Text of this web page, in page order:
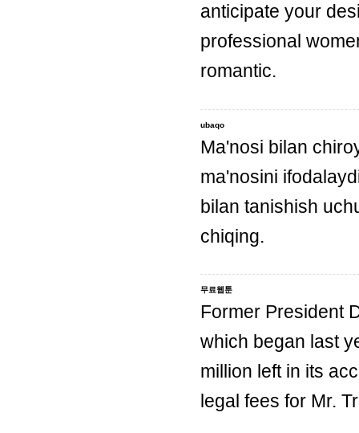
anticipate your
professional
romantic.
ubaqo
Ma'nosi bilan
ma'nosini
bilan tanishish
chiqing.
무료웹툰
Former President
which began last
million left in its
legal fees for Mr.